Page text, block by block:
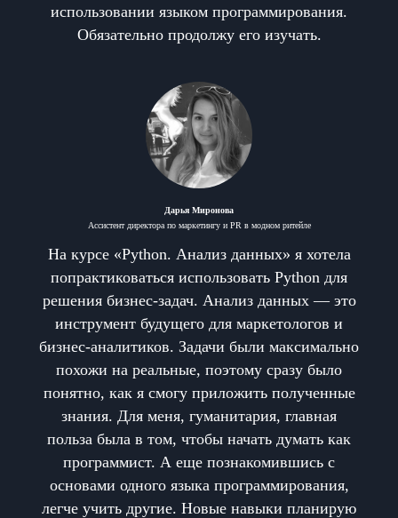
использовании языком программирования.
Обязательно продолжу его изучать.
Дарья Миронова
Ассистент директора по маркетингу и PR в модном ритейле
На курсе «Python. Анализ данных» я хотела
попрактиковаться использовать Python для
решения бизнес-задач. Анализ данных — это
инструмент будущего для маркетологов и
бизнес-аналитиков. Задачи были максимально
похожи на реальные, поэтому сразу было
понятно, как я смогу приложить полученные
знания. Для меня, гуманитария, главная
польза была в том, чтобы начать думать как
программист. А еще познакомившись с
основами одного языка программирования,
легче учить другие. Новые навыки планирую